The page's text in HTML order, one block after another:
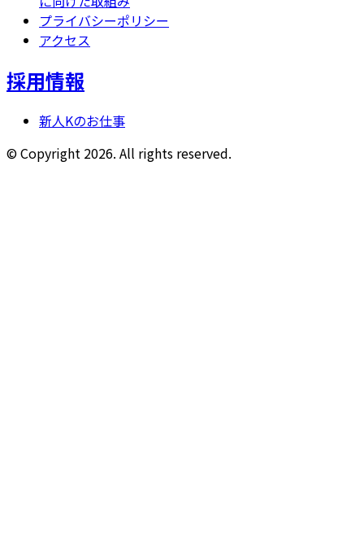
プライバシーポリシー
アクセス
採用情報
新人Kのお仕事
© Copyright 2026. All rights reserved.